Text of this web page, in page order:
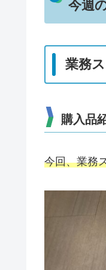
今週
業務
購入品
今回、業務